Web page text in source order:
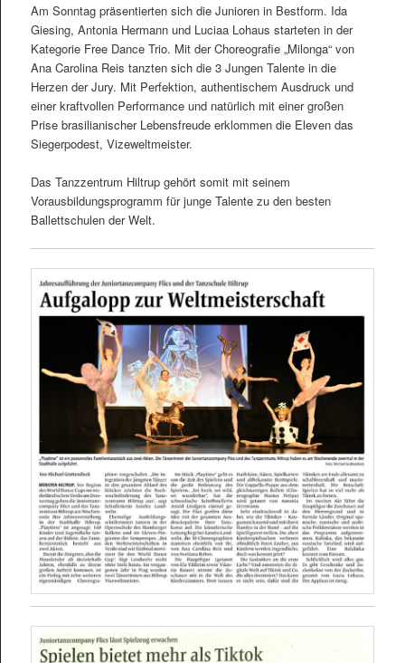
Am Sonntag präsentierten sich die Junioren in Bestform. Ida
Giesing, Antonia Hermann und Luciaa Lohaus starteten in der
Kategorie Free Dance Trio. Mit der Choreografie „Milonga“ von
Ana Carolina Reis tanzten sich die 3 Jungen Talente in die
Herzen der Jury. Mit Perfektion, authentischem Ausdruck und
einer kraftvollen Performance und natürlich mit einer großen
Prise brasilianischer Lebensfreude erklommen die Eleven das
Siegerpodest, Vizeweltmeister.
Das Tanzzentrum Hiltrup gehört somit mit seinem
Vorausbildungsprogramm für junge Talente zu den besten
Ballettschulen der Welt.